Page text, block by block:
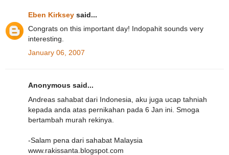
Eben Kirksey said...
Congrats on this important day! Indopahit sounds very
interesting.
January 06, 2007
Anonymous said...
Andreas sahabat dari Indonesia, aku juga ucap tahniah
kepada anda atas pernikahan pada 6 Jan ini. Smoga
bertambah murah rekinya.
-Salam pena dari sahabat Malaysia
www.rakissanta.blogspot.com